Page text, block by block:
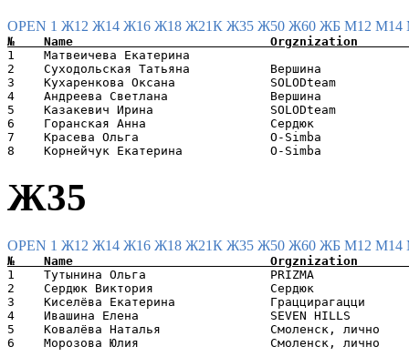
OPEN 1 Ж12 Ж14 Ж16 Ж18 Ж21К Ж35 Ж50 Ж60 ЖБ М12 М14
1    Матвеичева Екатерина
2    Суходольская Татьяна           Вершина
3    Кухаренкова Оксана             SOLODteam
4    Андреева Светлана              Вершина
5    Казакевич Ирина                SOLODteam
6    Горанская Анна                 Сердюк
7    Красева Ольга                  O-
Ж35
OPEN 1 Ж12 Ж14 Ж16 Ж18 Ж21К Ж35 Ж50 Ж60 ЖБ М12 М14
1    Тутынина Ольга                 PRIZMA
2    Сердюк Виктория                Сердюк
3    Киселёва Екатерина
4    Ивашина Елена                  SEVEN HILLS
5    Ковалёва Наталья               Смоленск,